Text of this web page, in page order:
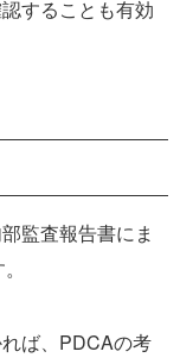
することも有効
監査報告書にま
ば、PDCAの考